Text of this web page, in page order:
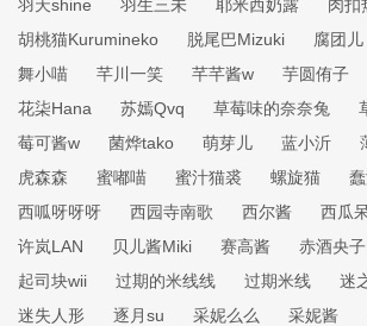
羽天shine
羽生三未 耶米西奶露
肉扣
胡桃猫Kurumineko
脱尾巴Mizuki 腐团儿
舞小喵
芊川一笑 芊芊酱w 芋圆侑子
花柒Hana
苏嫣Qvq 草莓味的奈奈兔
莓可酱w
菌烨tako 萌芽儿 蓝小沂
虎森森
蜜嘟喵 蜜汁猫裘 螺旋猫
西呱呀呀呀
西园寺南歌 西尔酱
西瓜
许岚LAN
贝儿酱Miki 赛高酱 赤酒央子
起司块wii
过期的米线线 过期米线
迷
迷失人形
逐月su 采妮么么 采妮酱